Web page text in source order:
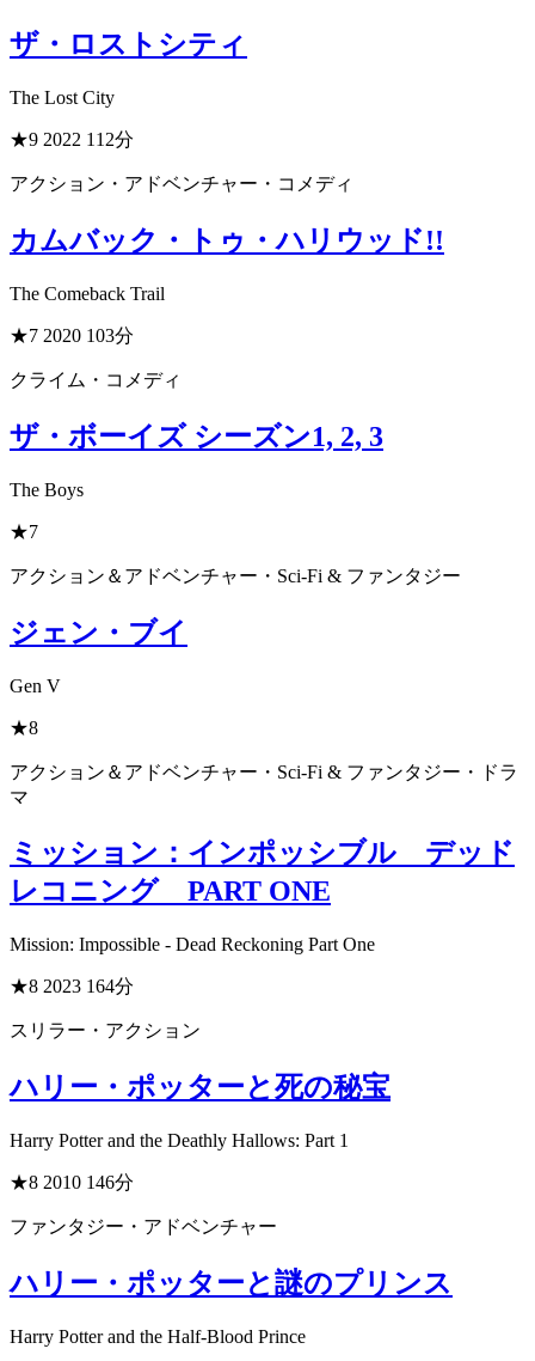
ザ・ロストシティ
The Lost City
★9 2022 112分
アクション・アドベンチャー・コメディ
カムバック・トゥ・ハリウッド!!
The Comeback Trail
★7 2020 103分
クライム・コメディ
ザ・ボーイズ シーズン1, 2, 3
The Boys
★7
アクション＆アドベンチャー・Sci-Fi & ファンタジー
ジェン・ブイ
Gen V
★8
アクション＆アドベンチャー・Sci-Fi & ファンタジー・ドラ
マ
ミッション：インポッシブル デッド
レコニング PART ONE
Mission: Impossible - Dead Reckoning Part One
★8 2023 164分
スリラー・アクション
ハリー・ポッターと死の秘宝
Harry Potter and the Deathly Hallows: Part 1
★8 2010 146分
ファンタジー・アドベンチャー
ハリー・ポッターと謎のプリンス
Harry Potter and the Half-Blood Prince